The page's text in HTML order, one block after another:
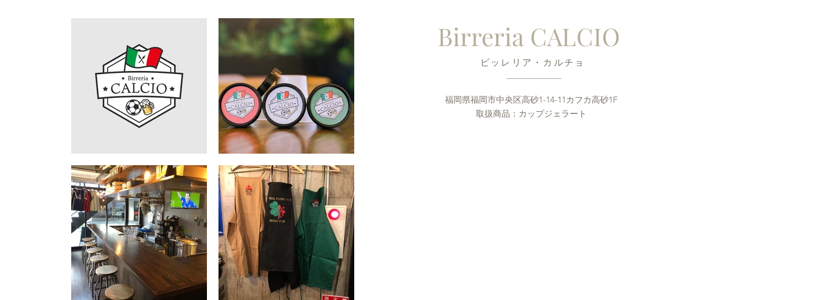
Birreria CALCIO
​ビッレリア・カルチョ
​福岡県福岡市中央区高砂1-14-11カフカ高砂1F
取扱商品：カップジェラート